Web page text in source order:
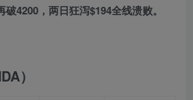
4200，两日狂泻$194全线溃败。
）